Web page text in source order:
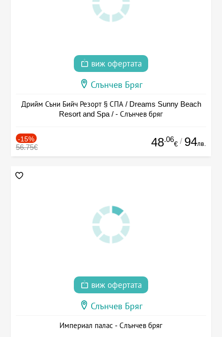
виж офертата
Слънчев Бряг
Дрийм Съни Бийч Резорт § СПА / Dreams Sunny Beach
Resort and Spa / - Слънчев бряг
-15%
56.75€ 48.06
€ / 94лв.
виж офертата
Слънчев Бряг
Империал палас - Слънчев бряг